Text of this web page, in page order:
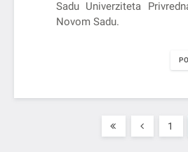
Sadu Univerziteta
Novom Sadu.
1